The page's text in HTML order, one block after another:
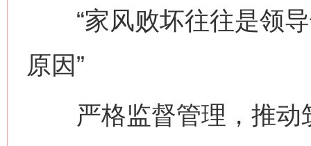
“家风败坏往往是领导
原因”
严格监督管理，推动